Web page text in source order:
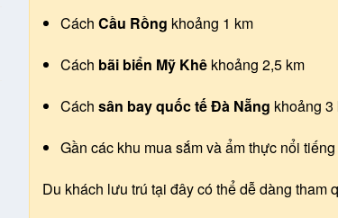
CáchCầu Rồng khoảng 1 km
Cách bãi biển Mỹ Khê khoảng 2,5 km
Cáchsân bay quốc tế Đà Nẵng khoảng 3
Gần các khu mua sắm và ẩm thực nổi tiếng
Du khách lưu trú tại đây có thể dễ dàng tham